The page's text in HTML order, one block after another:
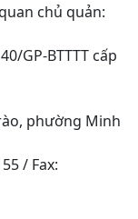
chủ quản:
GP-BTTTT cấp
phường Minh
/ Fax: